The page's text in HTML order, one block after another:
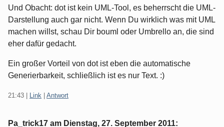
Und Obacht: dot ist kein UML-Tool, es beherrscht die UML-
Darstellung auch gar nicht. Wenn Du wirklich was mit UML
machen willst, schau Dir bouml oder Umbrello an, die sind
eher dafür gedacht.
Ein großer Vorteil von dot ist eben die automatische
Generierbarkeit, schließlich ist es nur Text. :)
21:43 | Link | Antwort
Pa_trick17 am Dienstag, 27. September 2011: